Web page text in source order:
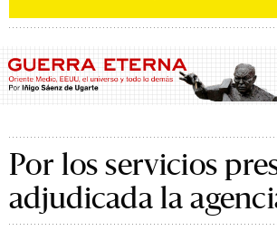
Por los servicios
adjudicada la